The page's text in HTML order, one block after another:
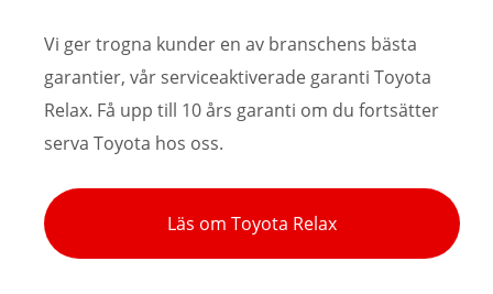
Vi ger trogna kunder en av branschens bästa
garantier, vår serviceaktiverade garanti Toyota
Relax. Få upp till 10 års garanti om du fortsätter
serva Toyota hos oss.
Läs om Toyota Relax